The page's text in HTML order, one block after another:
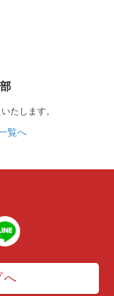
たします。
覧へ
へ